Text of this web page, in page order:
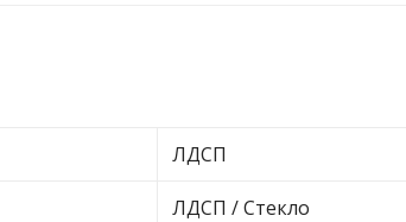
ЛДСП
ЛДСП / Стекло